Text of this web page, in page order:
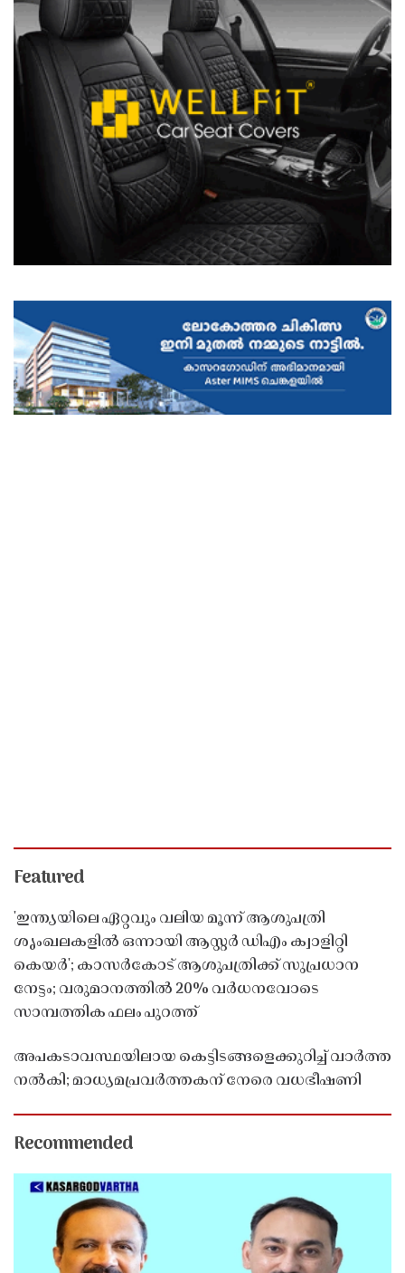
Featured
'ഇന്ത്യയിലെ ഏറ്റവും വലിയ മൂന്ന് ആശുപത്രി
ശൃംഖലകളിൽ ഒന്നായി ആസ്റ്റർ ഡിഎം ക്വാളിറ്റി
കെയർ'; കാസർകോട് ആശുപത്രിക്ക് സുപ്രധാന
നേട്ടം; വരുമാനത്തിൽ 20% വർധനവോടെ
സാമ്പത്തിക ഫലം പുറത്ത്
അപകടാവസ്ഥയിലായ കെട്ടിടങ്ങളെക്കുറിച്ച് വാർത്ത
നൽകി; മാധ്യമപ്രവർത്തകന് നേരെ വധഭീഷണി
Recommended